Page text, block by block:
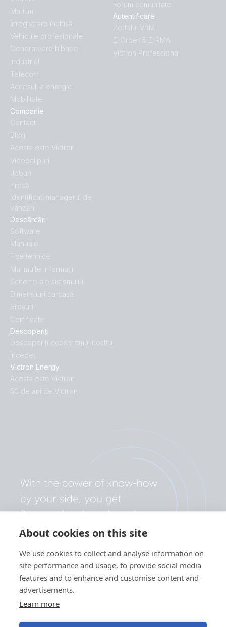
About cookies on this site
We use cookies to collect and analyse information on
site performance and usage, to provide social media
features and to enhance and customise content and
advertisements.
Learn more
Descoperiți
Descoperiți ecosistemul nostru
Începeți
Victron Energy
Acesta este Victron
50 de ani de Victron
Descărcări
Software
Manuale
Fișe tehnice
Mai multe informaţii
Scheme ale sistemului
Dimensiuni carcasă
Broșuri
Certificate
Maritim
Înregistrare închisă
Vehicule profesionale
Generatoare hibride
Industrial
Telecom
Accesul la energie
Mobilitate
Companie
Contact
Blog
Acesta este Victron
Videoclipuri
Joburi
Presă
Identificați managerul de
vânzări
Forum comunitate
Autentificare
Portalul VRM
E-Order & E-RMA
Victron Professional